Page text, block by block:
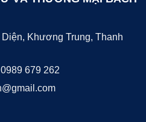
Khương Trung, Thanh
679 262